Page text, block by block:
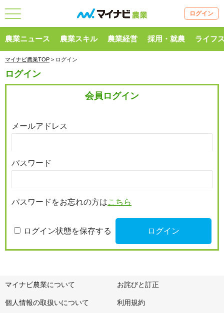
ログイン
農業ニュース 農業スキル 農業経営 採用・就農 ライフ
マイナビ農業TOP > ログイン
ログイン
会員ログイン
メールアドレス
パスワード
パスワードをお忘れの方はこちら
ログイン状態を保存する
マイナビ農業について お詫びと訂正
個人情報の取扱いについて 利用規約